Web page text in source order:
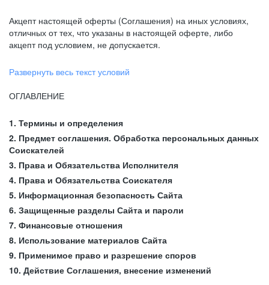
Акцепт настоящей оферты (Соглашения) на иных условиях,
отличных от тех, что указаны в настоящей оферте, либо
акцепт под условием, не допускается.
Развернуть весь текст условий
ОГЛАВЛЕНИЕ
1. Термины и определения
2. Предмет соглашения. Обработка персональных данных
Соискателей
3. Права и Обязательства Исполнителя
4. Права и Обязательства Соискателя
5. Информационная безопасность Сайта
6. Защищенные разделы Сайта и пароли
7. Финансовые отношения
8. Использование материалов Сайта
9. Применимое право и разрешение споров
10. Действие Соглашения, внесение изменений